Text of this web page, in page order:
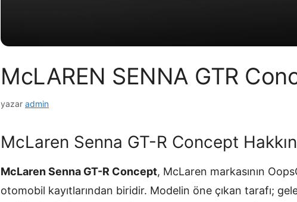
McLAREN SENNA GTR
yazar admin
McLaren Senna GT-R Concept
McLaren Senna GT-R Concept, McLaren markasının
otomobil kayıtlarından biridir. Modelin öne çıkan tarafı;